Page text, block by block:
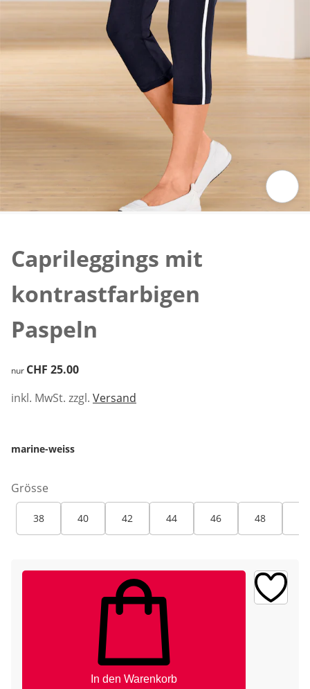
Caprileggings mit
kontrastfarbigen
Paspeln
CHF 25.00
nur CHF 25.00
inkl. MwSt. zzgl. Versand
marine-weiss
Grösse
38 40 42 44 46 48
In den Warenkorb